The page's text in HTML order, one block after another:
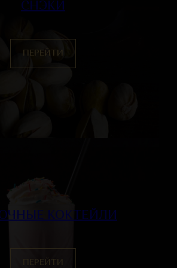
СНЭКИ
ПЕРЕЙТИ
КОКТЕЙЛИ
ПЕРЕЙТИ